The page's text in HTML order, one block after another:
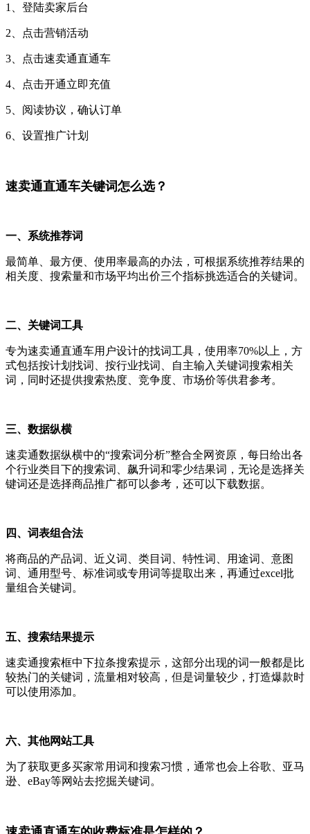
1、登陆卖家后台
2、点击营销活动
3、点击速卖通直通车
4、点击开通立即充值
5、阅读协议，确认订单
6、设置推广计划
速卖通直通车关键词怎么选？
一、系统推荐词
最简单、最方便、使用率最高的办法，可根据系统推荐结果的
相关度、搜索量和市场平均出价三个指标挑选适合的关键词。
二、关键词工具
专为速卖通直通车用户设计的找词工具，使用率70%以上，方
式包括按计划找词、按行业找词、自主输入关键词搜索相关
词，同时还提供搜索热度、竞争度、市场价等供君参考。
三、数据纵横
速卖通数据纵横中的“搜索词分析”整合全网资原，每日给出各
个行业类目下的搜索词、飙升词和零少结果词，无论是选择关
键词还是选择商品推广都可以参考，还可以下载数据。
四、词表组合法
将商品的产品词、近义词、类目词、特性词、用途词、意图
词、通用型号、标准词或专用词等提取出来，再通过excel批
量组合关键词。
五、搜索结果提示
速卖通搜索框中下拉条搜索提示，这部分出现的词一般都是比
较热门的关键词，流量相对较高，但是词量较少，打造爆款时
可以使用添加。
六、其他网站工具
为了获取更多买家常用词和搜索习惯，通常也会上谷歌、亚马
逊、eBay等网站去挖掘关键词。